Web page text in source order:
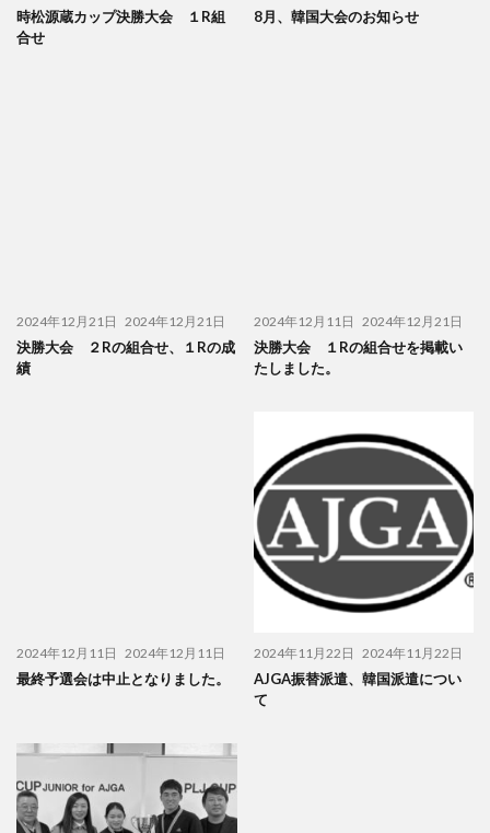
時松源蔵カップ決勝大会 １R組
合せ
8月、韓国大会のお知らせ
2024年12月21日 2024年12月21日
決勝大会 ２Rの組合せ、１Rの成
績
2024年12月11日 2024年12月21日
決勝大会 １Rの組合せを掲載い
たしました。
2024年12月11日 2024年12月11日
最終予選会は中止となりました。
2024年11月22日 2024年11月22日
AJGA振替派遣、韓国派遣につい
て